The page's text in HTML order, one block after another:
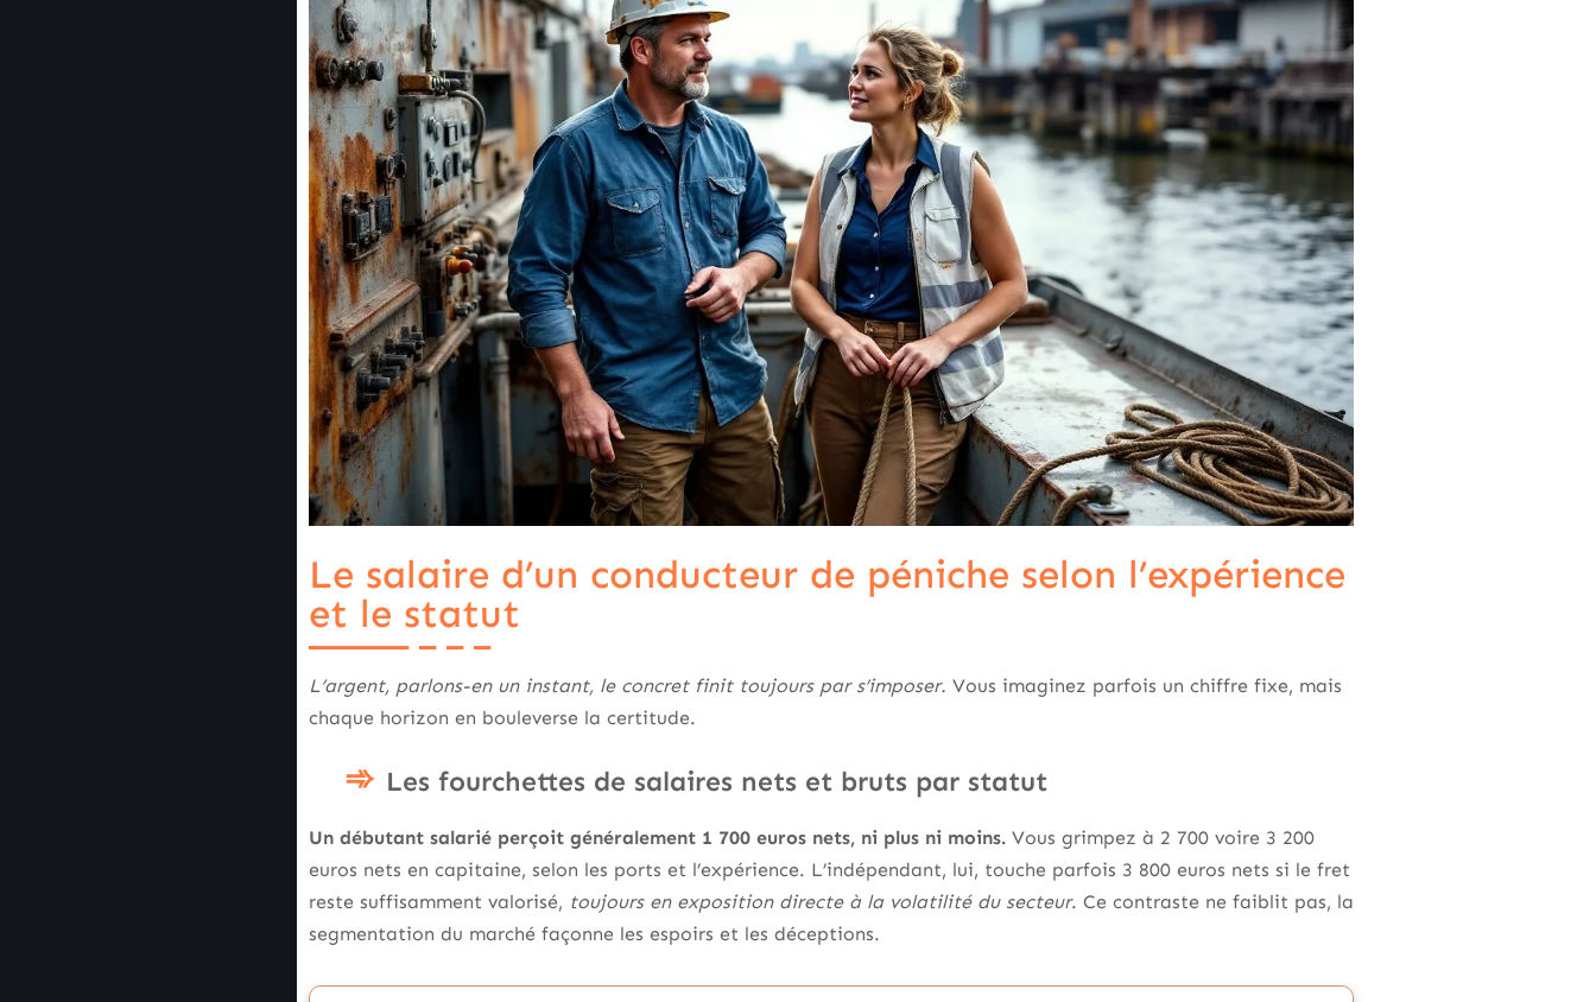
Le salaire d’un conducteur de péniche selon l’expérience
et le statut
L’argent, parlons-en un instant, le concret finit toujours par s’imposer. Vous imaginez parfois un chiffre fixe, mais
chaque horizon en bouleverse la certitude.
Les fourchettes de salaires nets et bruts par statut
Un débutant salarié perçoit généralement 1 700 euros nets, ni plus ni moins. Vous grimpez à 2 700 voire 3 200
euros nets en capitaine, selon les ports et l’expérience. L’indépendant, lui, touche parfois 3 800 euros nets si le fret
reste suffisamment valorisé, toujours en exposition directe à la volatilité du secteur. Ce contraste ne faiblit pas, la
segmentation du marché façonne les espoirs et les déceptions.